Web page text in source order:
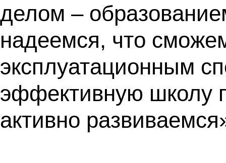
делом –
надеемся, что
эксплуатационным
эффективную школу
активно